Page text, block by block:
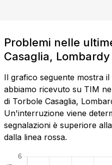
Problemi nelle
Casaglia, Lombardy
Il grafico seguente mostra
abbiamo ricevuto su TIM
di Torbole Casaglia,
Un'interruzione viene
segnalazioni è superiore
dalla linea rossa.